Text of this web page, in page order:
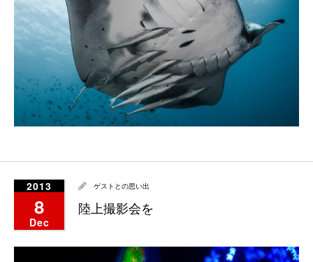
2013
8
Dec
ゲストとの思い出
陸上撮影会を